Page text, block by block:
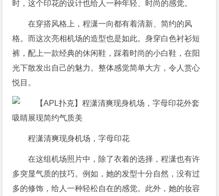
时，这个印花的设计也给人一种年轻、时尚的感觉。
在穿搭风格上，程潇一向都有着清新、简约的风
格。而这次亮相机场的造型也是如此。身穿白色衬衫短
裤，配上一款经典的休闲鞋，踩着时尚的小白鞋，在阳
光下散发出自己的魅力。整体感觉简单大方，令人赏心
悦目。
程潇清爽现身机场，字母印花
在这组机场照片中，除了衣着的选择，程潇也有许
多突显气质的技巧。例如，她的发型十分自然，没有过
多的修饰，给人一种轻松自在的感觉。此外，她的妆容